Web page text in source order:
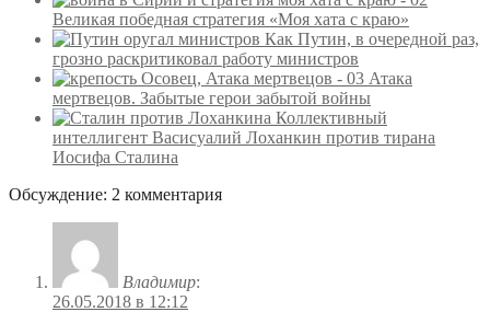
Великая победная стратегия «Моя хата с краю»
Как Путин, в очередной раз,
грозно раскритиковал работу министров
Атака
мертвецов. Забытые герои забытой войны
Коллективный
интеллигент Васисуалий Лоханкин против тирана
Иосифа Сталина
Обсуждение: 2 комментария
Владимир:
26.05.2018 в 12:12